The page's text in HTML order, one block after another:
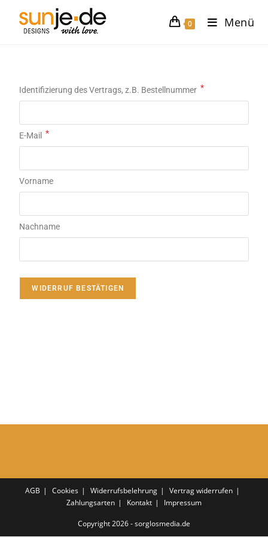
0 Menü
Identifizierung des Vertrags, z.B. Bestellnummer *
E-Mail *
E-Mail
(wiederholen)*
Vorname
Nachname
WIDERRUF BESTÄTIGEN
AGB Cookies Widerrufsbelehrung
Vertrag widerrufen
Zahlungsarten
Kontakt Impressum
Copyright 2026 - sorglosmedia.de